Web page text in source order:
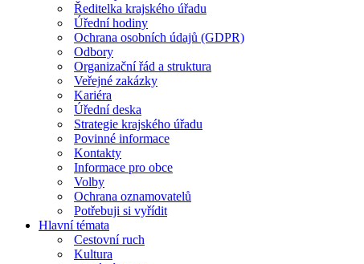
Ředitelka krajského úřadu
Úřední hodiny
Ochrana osobních údajů (GDPR)
Odbory
Organizační řád a struktura
Veřejné zakázky
Kariéra
Úřední deska
Strategie krajského úřadu
Povinné informace
Kontakty
Informace pro obce
Volby
Ochrana oznamovatelů
Potřebuji si vyřídit
Hlavní témata
Cestovní ruch
Kultura